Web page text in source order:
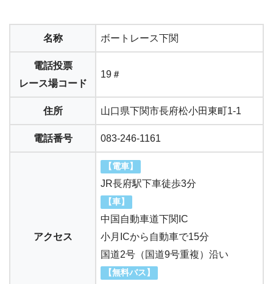
名称 ボートレース下関
電話投票
レース場コード
19＃
住所 山口県下関市長府松小田東町1-1
電話番号 083-246-1161
アクセス
【電車】
JR長府駅下車徒歩3分
【車】
中国自動車道下関IC
小月ICから自動車で15分
国道2号（国道9号重複）沿い
【無料バス】